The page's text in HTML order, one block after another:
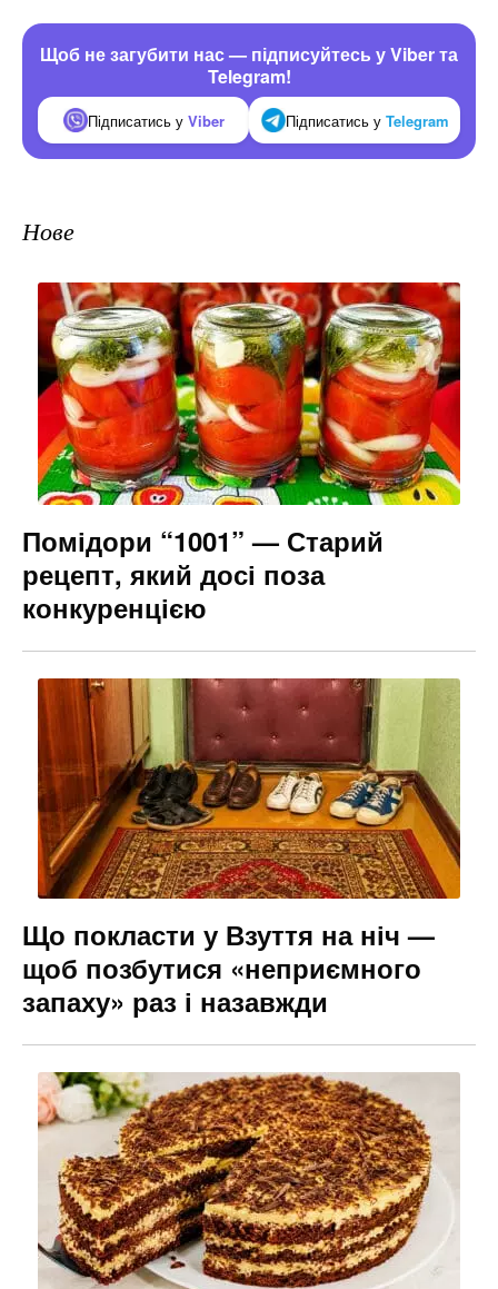
Щоб не загубити нас — підписуйтесь у Viber та
Telegram!
Підписатись у Viber Підписатись у Telegram
Нове
Помідори “1001” — Старий
рецепт, який досі поза
конкуренцією
Що покласти у Взуття на ніч —
щоб позбутися «неприємного
запаху» раз і назавжди